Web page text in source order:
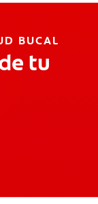
BUCAL
tu